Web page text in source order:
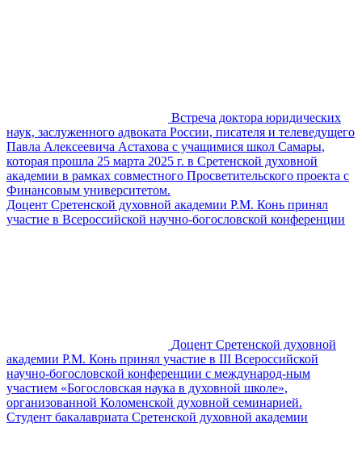
Встреча доктора юридических
наук, заслуженного адвоката России, писателя и телеведущего
Павла Алексеевича Астахова с учащимися школ Самары,
которая прошла 25 марта 2025 г. в Сретенской духовной
академии в рамках совместного Просветительского проекта с
Финансовым университетом.
Доцент Сретенской духовной академии Р.М. Конь принял
участие в Всероссийской научно-богословской конференции
Доцент Сретенской духовной
академии Р.М. Конь принял участие в III Всероссийской
научно-богословской конференции с международ-ным
участием «Богословская наука в духовной школе»,
организованной Коломенской духовной семинарией.
Студент бакалавриата Сретенской духовной академии